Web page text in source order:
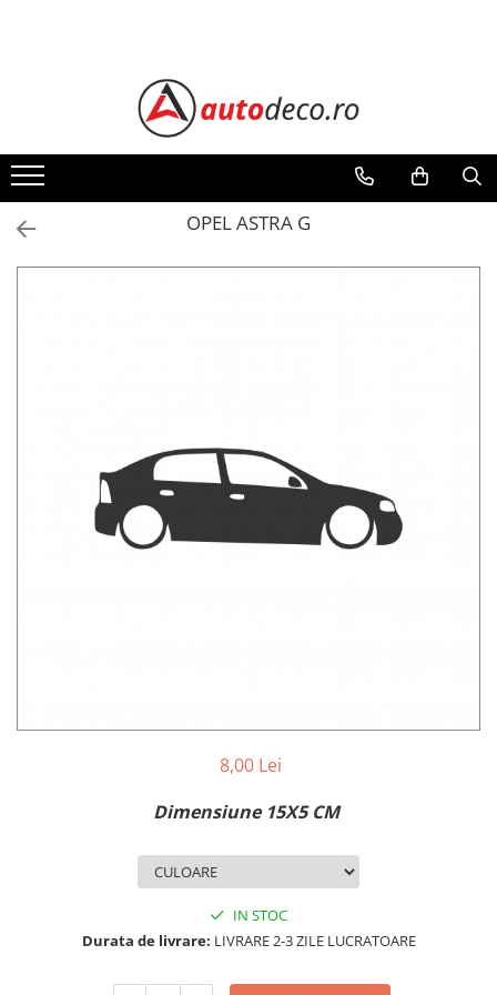
ALFA ROMEO
BMW
CHEVROLET
MERCEDES
VOLVO
STICKERE PARBRIZ
STICKERE STALPI SI GEAM MIC
OPEL ASTRA G
8,00 Lei
Dimensiune 15X5 CM
IN STOC
Durata de livrare: LIVRARE 2-3 ZILE LUCRATOARE